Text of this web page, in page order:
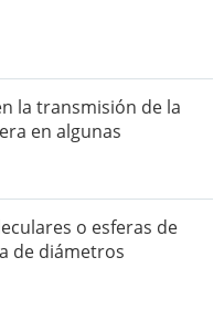
la transmisión de la
en algunas
o esferas de
de diámetros